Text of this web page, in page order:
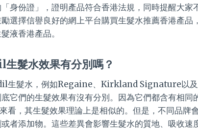
身份證」，證明產品符合香港法規，同時提醒大家
選擇信譽良好的網上平台購買生髮水推薦香港產品
液香港產品。
髮水效果有分別嗎？
生髮水，例如Regaine、Kirkland Signature以及
底它們的生髮效果有沒有分別。因為它們都含有相
，其生髮效果理論上是相似的。但是，不同品牌
者添加物。這些差異會影響生髮水的質地、吸收速